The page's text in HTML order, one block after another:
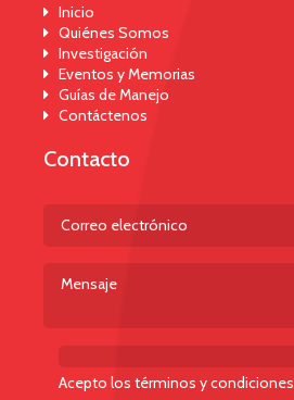
Inicio
Quiénes Somos
Investigación
Eventos y Memorias
Guías de Manejo
Contáctenos
Contacto
Acepto los términos y condiciones